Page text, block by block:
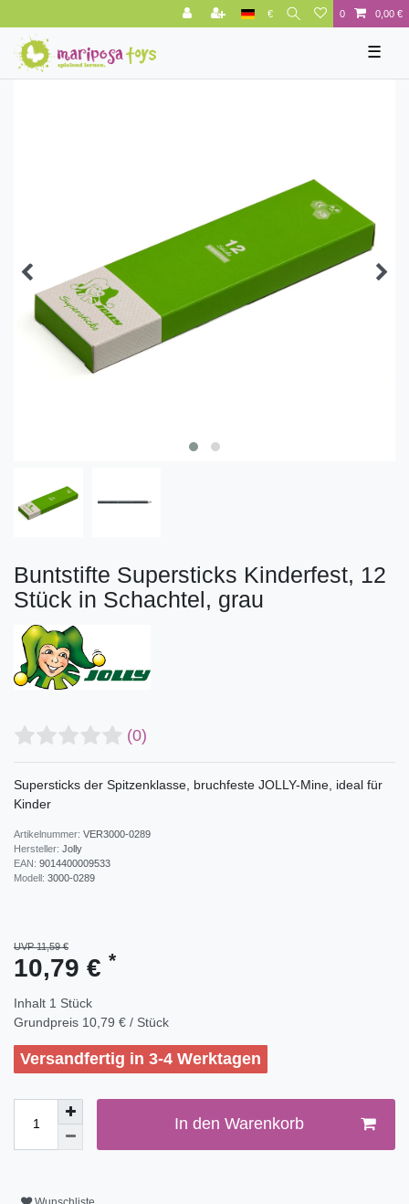
€ 0 0,00 €
☰
Buntstifte Supersticks Kinderfest, 12
Stück in Schachtel, grau
(0)
Supersticks der Spitzenklasse, bruchfeste JOLLY-Mine, ideal für
Kinder
Artikelnummer: VER3000-0289
Hersteller: Jolly
EAN: 9014400009533
Modell: 3000-0289
UVP 11,59 €
10,79 € *
Inhalt 1 Stück
Grundpreis 10,79 € / Stück
Versandfertig in 3-4 Werktagen
In den Warenkorb